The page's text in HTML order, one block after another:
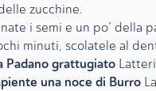
zucchine.
i semi e un po’ della
minuti, scolatele al
Padano grattugiato
una noce di Burro